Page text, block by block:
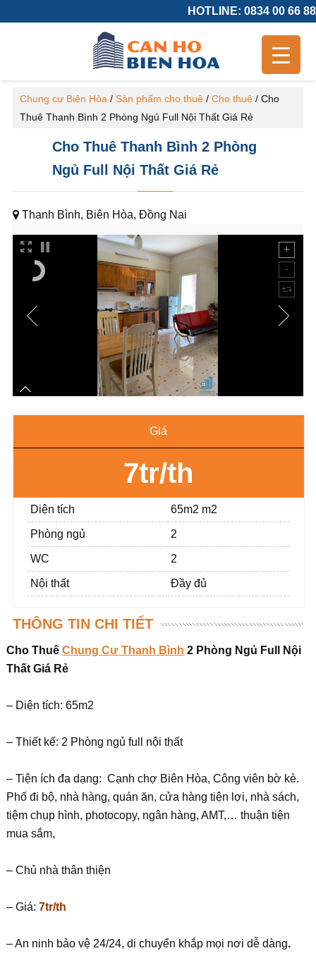
HOTLINE: 0834 00 66 88
Chung cư Biên Hòa / Sản phẩm cho thuê/ Cho thuê/ Cho
Thuê Thanh Bình 2 Phòng Ngủ Full Nội Thất Giá Rẻ
Cho Thuê Thanh Bình 2 Phòng
Ngủ Full Nội Thất Giá Rẻ
Thanh Bình, Biên Hòa, Đồng Nai
Giá
7tr/th
Diện tích 65m2 m2
Phòng ngủ 2
WC 2
Nội thất Đầy đủ
THÔNG TIN CHI TIẾT
Cho Thuê Chung Cư Thanh Bình 2 Phòng Ngủ Full Nội
Thất Giá Rẻ
– Diện tích: 65m2
– Thiết kế: 2 Phòng ngủ full nội thất
– Tiện ích đa dạng: Cạnh chợ Biên Hòa, Công viên bờ kè.
Phố đi bộ, nhà hàng, quán ăn, cửa hàng tiện lợi, nhà sách,
tiệm chụp hình, photocopy, ngân hàng, AMT,… thuận tiện
mua sắm,
– Chủ nhà thân thiện
– Giá: 7tr/th
– An ninh bảo vệ 24/24, di chuyển khắp mọi nơi dễ dàng.